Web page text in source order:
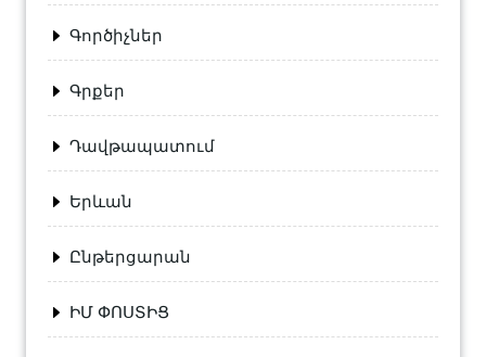
Գործիչներ
Գրքեր
Դավթապատում
Երևան
Ընթերցարան
ԻՄ ՓՈՍՏԻՑ